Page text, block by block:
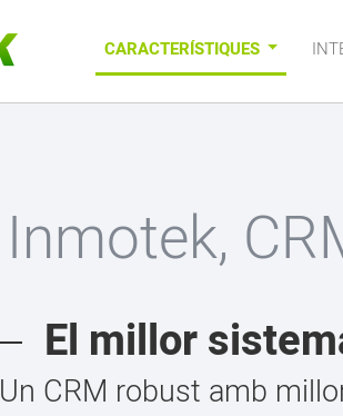
CARACTERÍSTIQUES
Inmotek,
El millor
Un CRM robust amb